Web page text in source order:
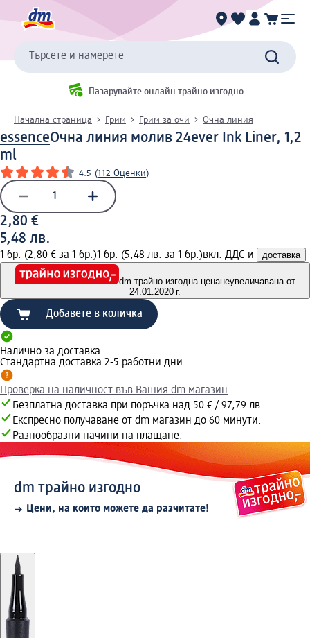
Търсете и намерете
Пазарувайте онлайн трайно изгодно
Начална страница Грим Грим за очи Очна линия
essenceОчна линия молив 24ever Ink Liner, 1,2
ml
4.5 (112 Оценки)
2,80 €
5,48 лв.
1 бр. (2,80 € за 1 бр.)1 бр. (5,48 лв. за 1 бр.)вкл. ДДС и доставка
dm трайно изгодна ценанеувеличавана от
24.01.2020 г.
Добавете в количка
Налично за доставка
Стандартна доставка 2-5 работни дни
Проверка на наличност във Вашия dm магазин
Безплатна доставка при поръчка над 50 € / 97,79 лв.
Експресно получаване от dm магазин до 60 минути.
Разнообразни начини на плащане.
dm трайно изгодно
Цени, на които можете да разчитате!